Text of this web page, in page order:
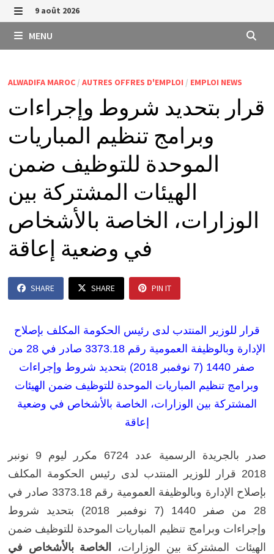
Passer
au
contenu
MENU
9 août 2026
MENU
ALWADIFA MAROC/ AUTRES OFFRES D'EMPLOI / EMPLOI NEWS
قرار بتحديد شروط وإجراءات
وبرامج تنظيم المباريات
الموحدة للتوظيف ضمن
الهيئات المشتركة بين
الوزارات، الخاصة بالأشخاص
في وضعية إعاقة
SHARE SHARE PIN IT
قرار للوزير المنتدب لدى رئيس الحكومة المكلف بإصلاح
الإدارة وبالوظيفة العمومية رقم 3373.18 صادر في 28 من
صفر 1440 (7 نوفمبر 2018) بتحديد شروط وإجراءات
وبرامج تنظيم المباريات الموحدة للتوظيف ضمن الهيئات
المشتركة بين الوزارات، الخاصة بالأشخاص في وضعية
إعاقة
صدر بالجريدة الرسمية عدد 6724 مكرر ليوم 9 نونبر
2018 قرار للوزير المنتدب لدى رئيس الحكومة المكلف
بإصلاح الإدارة وبالوظيفة العمومية رقم 3373.18 صادر في
28 من صفر 1440 (7 نوفمبر 2018) بتحديد شروط
وإجراءات وبرامج تنظيم المباريات الموحدة للتوظيف ضمن
الهيئات المشتركة بين الوزارات،
الخاصة بالأشخاص في